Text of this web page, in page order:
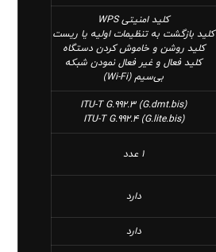
کلید امنیتی WPS
کلید بازگشت به تنظیمات اولیه یا ریست
کلید روشن و خاموش کردن دستگاه
کلید فعال و غیر فعال نمودن شبکه
بی‌سیم (Wi-Fi)
ITU-T G.992.3 (G.dmt.bis)
ITU-T G.992.4 (G.lite.bis)
1 عدد
دارد
دارد